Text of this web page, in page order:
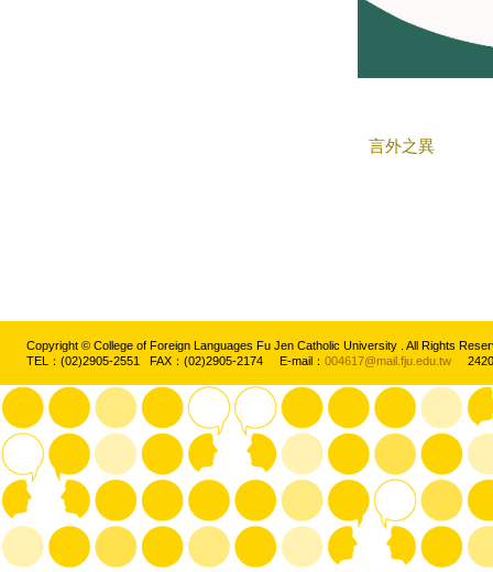
言外之異
Copyright © College of Foreign Languages Fu Jen Catholic University . All Rights
TEL：(02)2905-2551 FAX：(02)2905-2174 E-mail： 004617@mail.fju.edu.tw